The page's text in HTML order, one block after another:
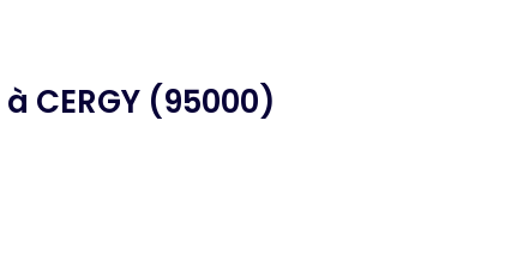
à CERGY (95000)